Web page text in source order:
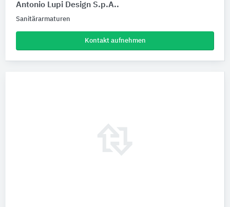
Antonio Lupi Design S.p.A..
Sanitärarmaturen
Kontakt aufnehmen